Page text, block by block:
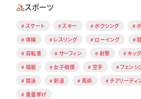
スポーツ
スケート スキー ボクシング
体操
レスリング ローイング
自転車
サーフィン 射撃 キッ
端艇
女子相撲 空手 フェンシ
競泳
剣道 馬術 チアリーディ
重量挙げ